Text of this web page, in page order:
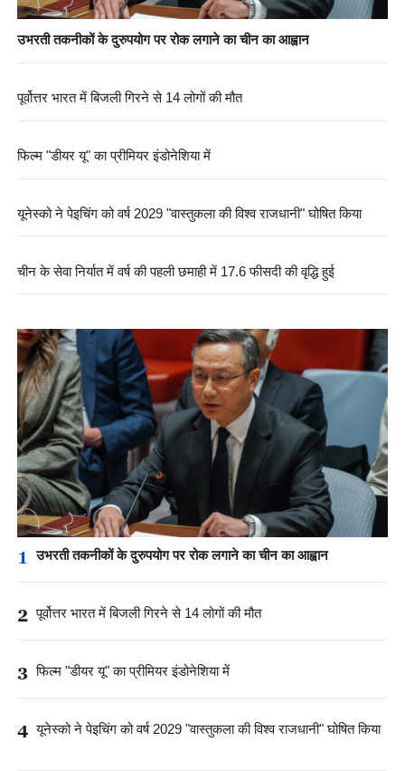
उभरती तकनीकों के दुरुपयोग पर रोक लगाने का चीन का आह्वान
पूर्वोत्तर भारत में बिजली गिरने से 14 लोगों की मौत
फिल्म "डीयर यू" का प्रीमियर इंडोनेशिया में
यूनेस्को ने पेइचिंग को वर्ष 2029 "वास्तुकला की विश्व राजधानी" घोषित किया
चीन के सेवा निर्यात में वर्ष की पहली छमाही में 17.6 फीसदी की वृद्धि हुई
1 उभरती तकनीकों के दुरुपयोग पर रोक लगाने का चीन का आह्वान
2 पूर्वोत्तर भारत में बिजली गिरने से 14 लोगों की मौत
3 फिल्म "डीयर यू" का प्रीमियर इंडोनेशिया में
4 यूनेस्को ने पेइचिंग को वर्ष 2029 "वास्तुकला की विश्व राजधानी" घोषित किया